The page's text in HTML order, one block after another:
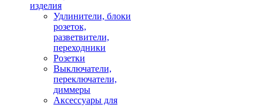
изделия
Удлинители, блоки
розеток,
разветвители,
переходники
Розетки
Выключатели,
переключатели,
диммеры
Аксессуары для